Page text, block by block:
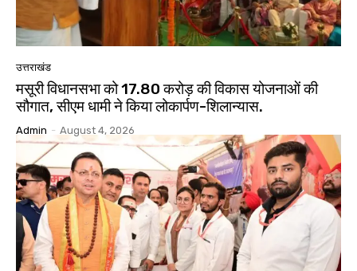
उत्तराखंड
मसूरी विधानसभा को 17.80 करोड़ की विकास योजनाओं की
सौगात, सीएम धामी ने किया लोकार्पण-शिलान्यास.
Admin - August 4, 2026